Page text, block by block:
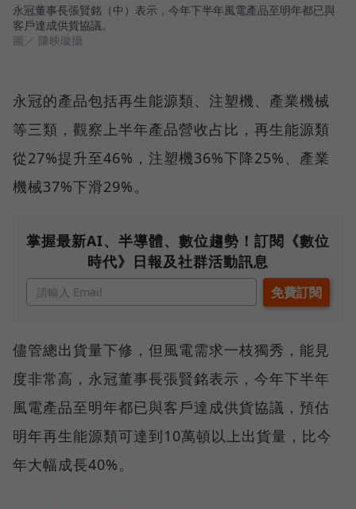
永冠董事長張賢銘（中）表示，今年下半年風電產品至明年都已與
客戶達成供貨協議。
圖／ 陳映璇攝
永冠的產品包括再生能源類、注塑機、產業機械
等三類，觀察上半年產品營收占比，再生能源類
從27%提升至46%，注塑機36%下降25%、產業
機械37%下滑29%。
掌握最新AI、半導體、數位趨勢！訂閱《數位
時代》日報及社群活動訊息
儘管總出貨量下修，但風電需求一枝獨秀，能見
度非常高，永冠董事長張賢銘表示，今年下半年
風電產品至明年都已與客戶達成供貨協議，預估
明年再生能源類可達到10萬頓以上出貨量，比今
年大幅成長40%。